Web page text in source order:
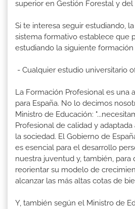
superior en Gestión Forestal y
Si te interesa seguir estudiando,
sistema formativo establece que
estudiando la siguiente formación
- Cualquier estudio universitario
La Formación Profesional es una
para España. No lo decimos
Ministro de Educación:
Profesional de calidad y
la sociedad. El Gobierno de
es esencial para el desarrollo
nuestra juventud y, también, para
reorientar su modelo de
alcanzar las más altas cotas de
Y, también según el Ministro de